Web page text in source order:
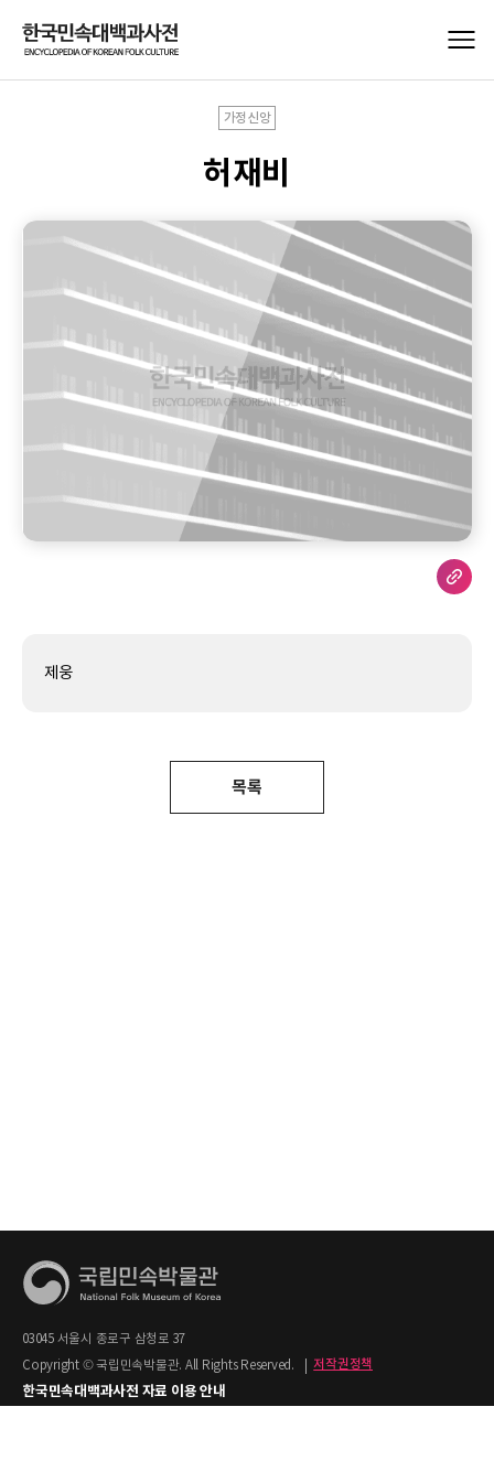
가정신앙
허재비
제웅
목록
03045 서울시 종로구 삼청로 37
Copyright © 국립민속박물관. All Rights Reserved.
저작권정책
한국민속대백과사전 자료 이용 안내